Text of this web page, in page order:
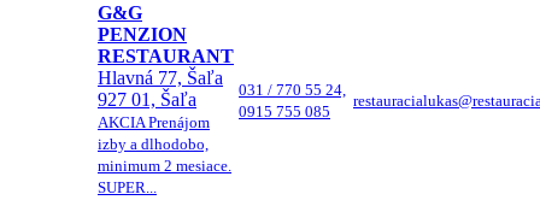
G&G
PENZION
RESTAURANT
Hlavná 77, Šaľa
927 01, Šaľa
AKCIA Prenájom
izby a dlhodobo,
minimum 2 mesiace.
SUPER...
031 / 770 55 24,
0915 755 085